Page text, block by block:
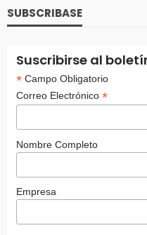
SUBSCRIBASE
Suscribirse al
*Campo Obligatorio
Correo Electrónico *
Nombre Completo
Empresa